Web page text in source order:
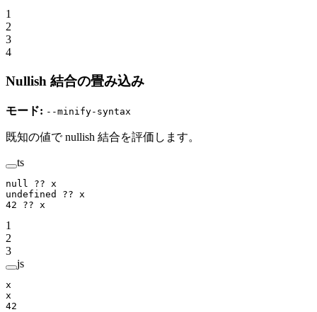
1
2
3
4
Nullish 結合の畳み込み
モード: --minify-syntax
既知の値で nullish 結合を評価します。
ts
null ?? x
undefined
?? x
42 ?? x
1
2
3
js
x
x
42